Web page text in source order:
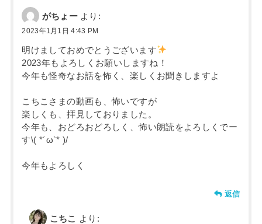
がちょー より:
2023年1月1日 4:43 PM
明けましておめでとうございます
2023年もよろしくお願いしますね！
今年も怪奇なお話を怖く、楽しくお聞きしますよ
こちこさまの動画も、怖いですが
楽しくも、拝見しておりました。
今年も、おどろおどろしく、怖い朗読をよろしくでー
す\( *´ω`* )/
今年もよろしく
返信
こちこ より: